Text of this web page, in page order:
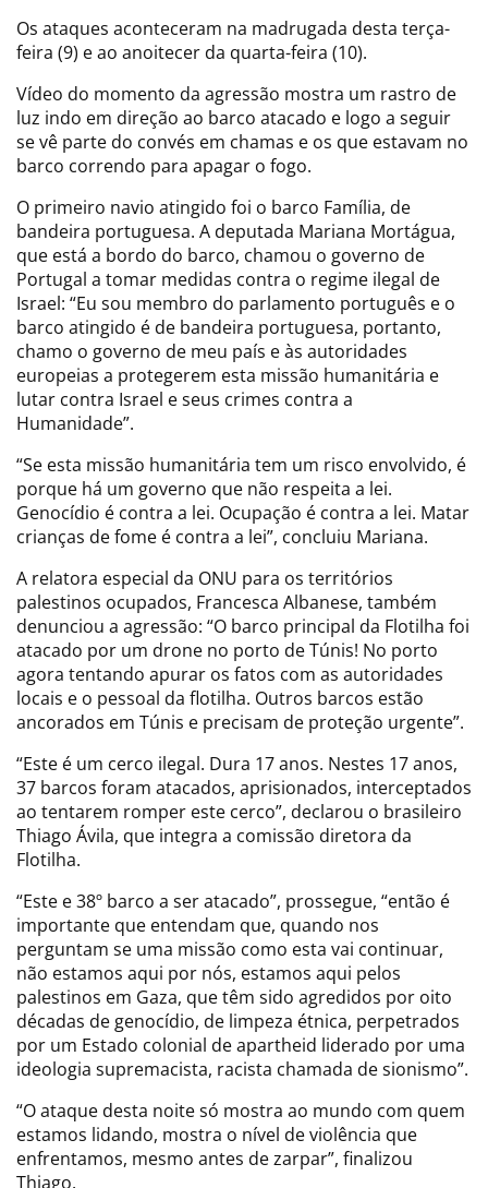
Os ataques aconteceram na madrugada desta terça-
feira (9) e ao anoitecer da quarta-feira (10).
Vídeo do momento da agressão mostra um rastro de
luz indo em direção ao barco atacado e logo a seguir
se vê parte do convés em chamas e os que estavam no
barco correndo para apagar o fogo.
O primeiro navio atingido foi o barco Família, de
bandeira portuguesa. A deputada Mariana Mortágua,
que está a bordo do barco, chamou o governo de
Portugal a tomar medidas contra o regime ilegal de
Israel: “Eu sou membro do parlamento português e o
barco atingido é de bandeira portuguesa, portanto,
chamo o governo de meu país e às autoridades
europeias a protegerem esta missão humanitária e
lutar contra Israel e seus crimes contra a
Humanidade”.
“Se esta missão humanitária tem um risco envolvido, é
porque há um governo que não respeita a lei.
Genocídio é contra a lei. Ocupação é contra a lei. Matar
crianças de fome é contra a lei”, concluiu Mariana.
A relatora especial da ONU para os territórios
palestinos ocupados, Francesca Albanese, também
denunciou a agressão: “O barco principal da Flotilha foi
atacado por um drone no porto de Túnis! No porto
agora tentando apurar os fatos com as autoridades
locais e o pessoal da flotilha. Outros barcos estão
ancorados em Túnis e precisam de proteção urgente”.
“Este é um cerco ilegal. Dura 17 anos. Nestes 17 anos,
37 barcos foram atacados, aprisionados, interceptados
ao tentarem romper este cerco”, declarou o brasileiro
Thiago Ávila, que integra a comissão diretora da
Flotilha.
“Este e 38º barco a ser atacado”, prossegue, “então é
importante que entendam que, quando nos
perguntam se uma missão como esta vai continuar,
não estamos aqui por nós, estamos aqui pelos
palestinos em Gaza, que têm sido agredidos por oito
décadas de genocídio, de limpeza étnica, perpetrados
por um Estado colonial de apartheid liderado por uma
ideologia supremacista, racista chamada de sionismo”.
“O ataque desta noite só mostra ao mundo com quem
estamos lidando, mostra o nível de violência que
enfrentamos, mesmo antes de zarpar”, finalizou
Thiago.